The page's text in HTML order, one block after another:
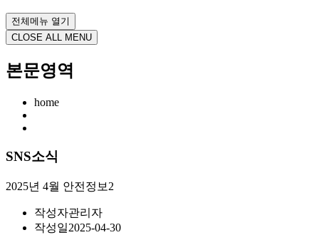
전체메뉴 열기
CLOSE ALL MENU
본문영역
home
SNS소식
2025년 4월 안전정보2
작성자관리자
작성일2025-04-30